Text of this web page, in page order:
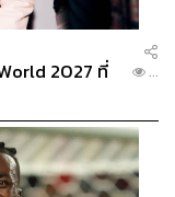
2027 ที่
...